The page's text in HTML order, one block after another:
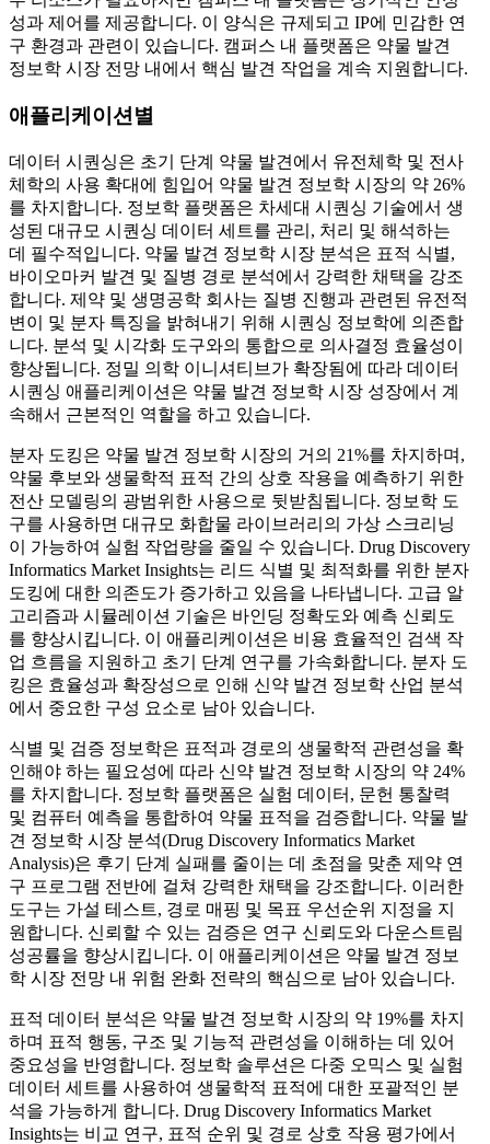
성과 제어를 제공합니다. 이 양식은 규제되고 IP에 민감한 연
구 환경과 관련이 있습니다. 캠퍼스 내 플랫폼은 약물 발견
정보학 시장 전망 내에서 핵심 발견 작업을 계속 지원합니다.
애플리케이션별
데이터 시퀀싱은 초기 단계 약물 발견에서 유전체학 및 전사
체학의 사용 확대에 힘입어 약물 발견 정보학 시장의 약 26%
를 차지합니다. 정보학 플랫폼은 차세대 시퀀싱 기술에서 생
성된 대규모 시퀀싱 데이터 세트를 관리, 처리 및 해석하는
데 필수적입니다. 약물 발견 정보학 시장 분석은 표적 식별,
바이오마커 발견 및 질병 경로 분석에서 강력한 채택을 강조
합니다. 제약 및 생명공학 회사는 질병 진행과 관련된 유전적
변이 및 분자 특징을 밝혀내기 위해 시퀀싱 정보학에 의존합
니다. 분석 및 시각화 도구와의 통합으로 의사결정 효율성이
향상됩니다. 정밀 의학 이니셔티브가 확장됨에 따라 데이터
시퀀싱 애플리케이션은 약물 발견 정보학 시장 성장에서 계
속해서 근본적인 역할을 하고 있습니다.
분자 도킹은 약물 발견 정보학 시장의 거의 21%를 차지하며,
약물 후보와 생물학적 표적 간의 상호 작용을 예측하기 위한
전산 모델링의 광범위한 사용으로 뒷받침됩니다. 정보학 도
구를 사용하면 대규모 화합물 라이브러리의 가상 스크리닝
이 가능하여 실험 작업량을 줄일 수 있습니다. Drug Discovery
Informatics Market Insights는 리드 식별 및 최적화를 위한 분자
도킹에 대한 의존도가 증가하고 있음을 나타냅니다. 고급 알
고리즘과 시뮬레이션 기술은 바인딩 정확도와 예측 신뢰도
를 향상시킵니다. 이 애플리케이션은 비용 효율적인 검색 작
업 흐름을 지원하고 초기 단계 연구를 가속화합니다. 분자 도
킹은 효율성과 확장성으로 인해 신약 발견 정보학 산업 분석
에서 중요한 구성 요소로 남아 있습니다.
식별 및 검증 정보학은 표적과 경로의 생물학적 관련성을 확
인해야 하는 필요성에 따라 신약 발견 정보학 시장의 약 24%
를 차지합니다. 정보학 플랫폼은 실험 데이터, 문헌 통찰력
및 컴퓨터 예측을 통합하여 약물 표적을 검증합니다. 약물 발
견 정보학 시장 분석(Drug Discovery Informatics Market
Analysis)은 후기 단계 실패를 줄이는 데 초점을 맞춘 제약 연
구 프로그램 전반에 걸쳐 강력한 채택을 강조합니다. 이러한
도구는 가설 테스트, 경로 매핑 및 목표 우선순위 지정을 지
원합니다. 신뢰할 수 있는 검증은 연구 신뢰도와 다운스트림
성공률을 향상시킵니다. 이 애플리케이션은 약물 발견 정보
학 시장 전망 내 위험 완화 전략의 핵심으로 남아 있습니다.
표적 데이터 분석은 약물 발견 정보학 시장의 약 19%를 차지
하며 표적 행동, 구조 및 기능적 관련성을 이해하는 데 있어
중요성을 반영합니다. 정보학 솔루션은 다중 오믹스 및 실험
데이터 세트를 사용하여 생물학적 표적에 대한 포괄적인 분
석을 가능하게 합니다. Drug Discovery Informatics Market
Insights는 비교 연구, 표적 순위 및 경로 상호 작용 평가에서